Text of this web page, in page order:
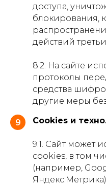
доступа,
блокирования,
действий
8.2. На сайте
протоколы
средства
другие меры
9 Cookies и
9.1. Сайт может
cookies, в том
(например,